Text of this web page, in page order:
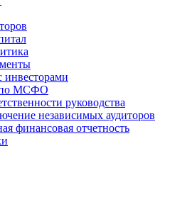
инвеcторами
по МСФО
руководства
независимых аудиторов
финансовая отчетность